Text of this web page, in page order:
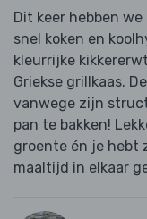
Dit keer hebben
snel koken en
kleurrijke
Griekse grillkaas.
vanwege zijn
pan te bakken!
groente én je hebt
maaltijd in elkaar